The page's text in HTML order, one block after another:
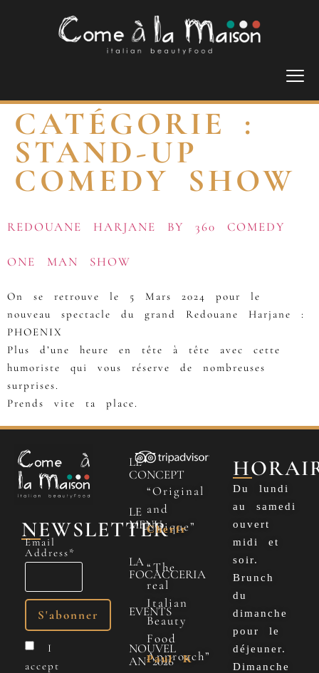
CATÉGORIE :
STAND-UP
COMEDY SHOW
REDOUANE HARJANE BY 360 COMEDY
ONE MAN SHOW
On se retrouve le 5 Mars 2024 pour le
nouveau spectacle du grand Redouane Harjane :
PHOENIX
Plus d’une heure en tête à tête avec cette
humoriste qui vous réserve de nombreuses
surprises.
Prends vite ta place.
NEWSLETTER
Email
Address*
I
accept
LE
CONCEPT
LE
MENU
LA
FOCACCERIA
EVENTS
NOUVEL
AN 2026
“Original
and
Unique”
Cherfr
“The
real
Italian
Beauty
Food
Approach”
Paul K
Du lundi
au samedi
ouvert
midi et
soir.
Brunch
du
dimanche
pour le
déjeuner.
Dimanche